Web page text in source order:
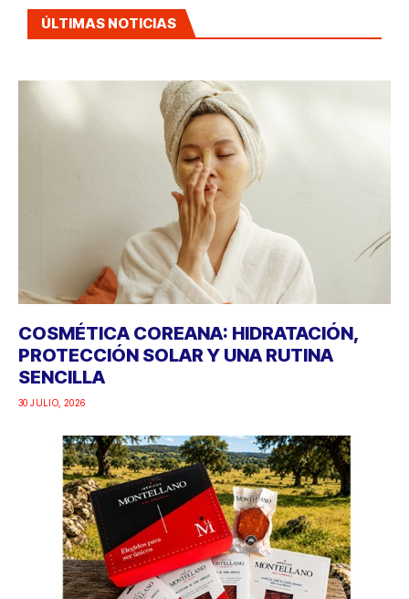
ÚLTIMAS NOTICIAS
COSMÉTICA COREANA: HIDRATACIÓN,
PROTECCIÓN SOLAR Y UNA RUTINA
SENCILLA
30 JULIO, 2026